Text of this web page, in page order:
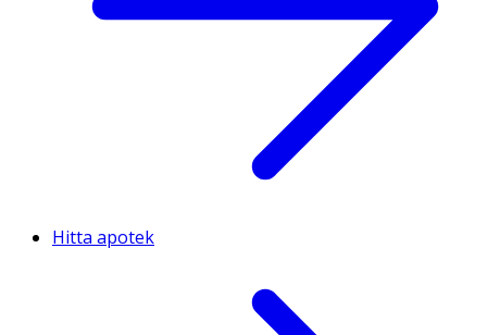
Hitta apotek